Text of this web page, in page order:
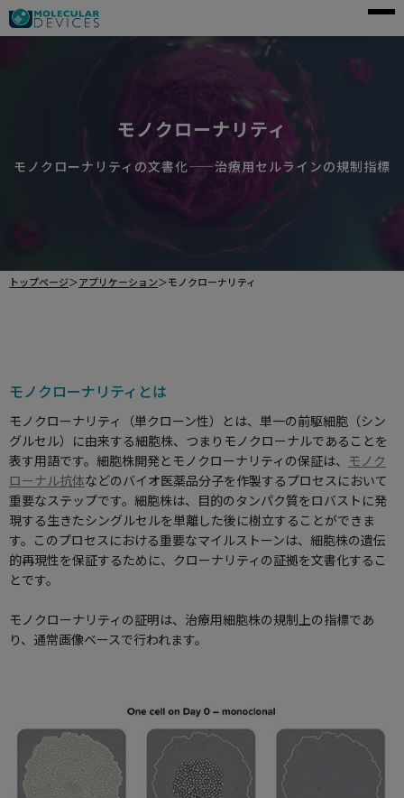
モレキュラーデバイスとは
製品一覧
サービス・サポート
使用方法についてのお問い合わせ
修理、不具合、点検、移設等のお問い合わせ
モノクローナリティ
モノクローナリティの文書化――治療用セルラインの規制指標
トップページ＞アプリケーション＞モノクローナリティ
モノクローナリティとは
モノクローナリティ（単クローン性）とは、単一の前駆細胞（シン
グルセル）に由来する細胞株、つまりモノクローナルであることを
表す用語です。細胞株開発とモノクローナリティの保証は、 モノク
ローナル抗体などのバイオ医薬品分子を作製するプロセスにおいて
重要なステップです。細胞株は、目的のタンパク質をロバストに発
現する生きたシングルセルを単離した後に樹立することができま
す。このプロセスにおける重要なマイルストーンは、細胞株の遺伝
的再現性を保証するために、クローナリティの証拠を文書化するこ
とです。
モノクローナリティの証明は、治療用細胞株の規制上の指標であ
り、通常画像ベースで行われます。